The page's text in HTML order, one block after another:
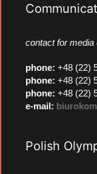
contact for media
phone: +48 (22)
phone: +48 (22)
phone: +48 (22)
e-mail:
Polish